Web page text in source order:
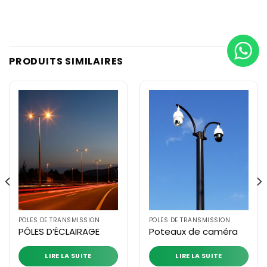
PRODUITS SIMILAIRES
PÔLES DE TRANSMISSION
PÔLES D’ÉCLAIRAGE
LIRE LA SUITE
PÔLES DE TRANSMISSION
Poteaux de caméra
LIRE LA SUITE